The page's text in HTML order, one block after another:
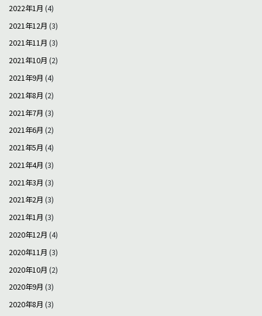
2022年1月 (4)
2021年12月 (3)
2021年11月 (3)
2021年10月 (2)
2021年9月 (4)
2021年8月 (2)
2021年7月 (3)
2021年6月 (2)
2021年5月 (4)
2021年4月 (3)
2021年3月 (3)
2021年2月 (3)
2021年1月 (3)
2020年12月 (4)
2020年11月 (3)
2020年10月 (2)
2020年9月 (3)
2020年8月 (3)